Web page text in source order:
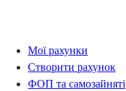
Мої рахунки
Створити рахунок
ФОП та самозайняті